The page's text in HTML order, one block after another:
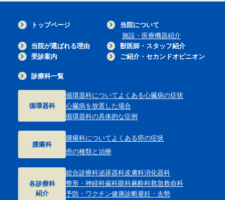
トップページ
当院について
施設・医療機器紹介
当院が選ばれる理由
獣医師・スタッフ紹介
受診案内
ご紹介・セカンドオピニオン
診療科一覧
循環器科
循環器科についてよくある心臓病の症状
心臓病を放置した場合
循環器科の具体的な症例
腫瘍科
腫瘍科について よくある癌の症状
癌の種類と治療
各診療科
紹介
総合診療科泌尿器科皮膚科消化器科
整形・神経科歯科眼科麻酔科救急救命科
予防・ワクチン健康診断避妊・去勢